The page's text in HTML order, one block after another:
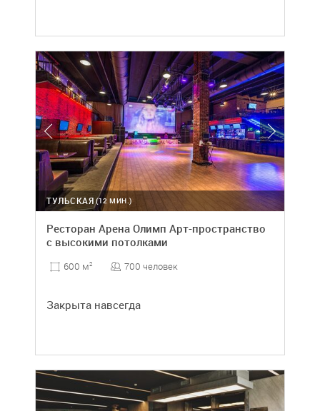
(12 МИН.)
ТУЛЬСКАЯ
Ресторан Арена Олимп Арт-пространство
с высокими потолками
600 м2 700 человек
Закрыта навсегда